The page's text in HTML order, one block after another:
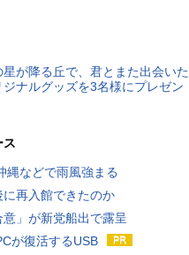
が降る丘で、君とまた出会いた
ジナルグッズを3名様にプレゼン
ス
縄などで雨風強まる
に再入館できたのか
意」が新党船出で露呈
が復活するUSB